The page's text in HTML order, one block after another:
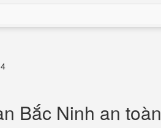
Bắc Ninh an toàn